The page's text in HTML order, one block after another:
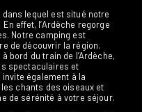
dans lequel est situé notre
effet, l’Ardèche regorge
Notre camping est
de découvrir la région.
bord du train de l’Ardèche,
spectaculaires et
également à la
chants des oiseaux et
de sérénité à votre séjour.